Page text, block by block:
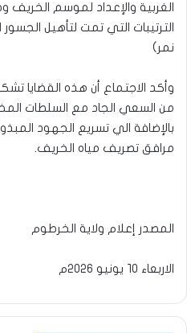
الغربية والإعداد لموسم
الترتيبات التي تمت لتأهيل
نمر)
وأكد الاجتماع أن هذه القضايا
من السعي الجاد مع السلطات
بالإضافة الي تسريع الجهود
مرافق تصريف مياه الخريف.
المصدر إعلام ولاية الخرطوم
الاربعاء ١٠ يونيو ٢٠٢٦م